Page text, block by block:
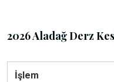
2026 Aladağ Derz
İşlem